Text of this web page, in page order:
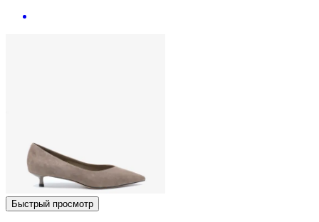
Быстрый просмотр